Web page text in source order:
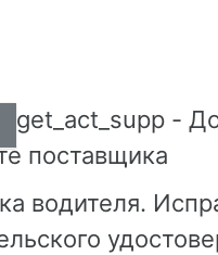
-
поставщика
водителя.